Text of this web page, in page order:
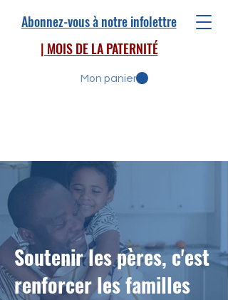
Abonnez-vous à notre infolettre
| MOIS DE LA PATERNITÉ
Mon panier
Soutenir les pères, c'est
renforcer les familles